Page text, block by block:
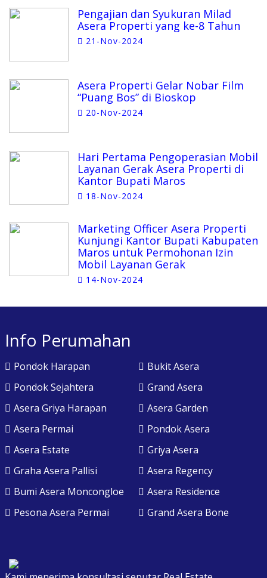
Pengajian dan Syukuran Milad
Asera Properti yang ke-8 Tahun
21-Nov-2024
Asera Properti Gelar Nobar Film
“Puang Bos” di Bioskop
20-Nov-2024
Hari Pertama Pengoperasian Mobil
Layanan Gerak Asera Properti di
Kantor Bupati Maros
18-Nov-2024
Marketing Officer Asera Properti
Kunjungi Kantor Bupati Kabupaten
Maros untuk Permohonan Izin
Mobil Layanan Gerak
14-Nov-2024
Info Perumahan
Pondok Harapan
Pondok Sejahtera
Asera Griya Harapan
Asera Permai
Asera Estate
Graha Asera Pallisi
Bumi Asera Moncongloe
Pesona Asera Permai
Bukit Asera
Grand Asera
Asera Garden
Pondok Asera
Griya Asera
Asera Regency
Asera Residence
Grand Asera Bone